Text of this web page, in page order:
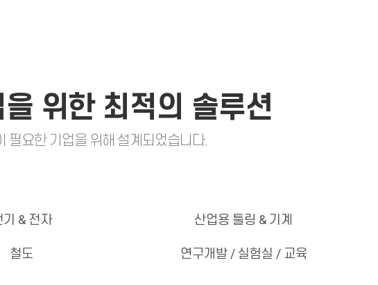
위한 최적의 솔루션
필요한 기업을 위해 설계되었습니다.
기 & 전자 산업용 툴링 & 기계
철도 연구개발 / 실험실 / 교육